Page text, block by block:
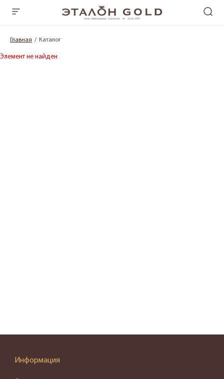
Главная Каталог
Элемент не найден
Информация